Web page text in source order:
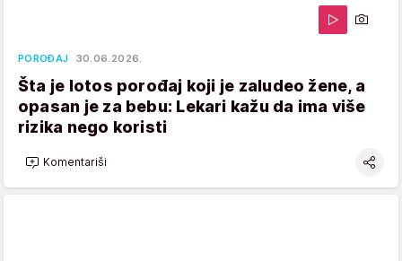
POROĐAJ 30.06.2026.
Šta je lotos porođaj koji je zaludeo žene, a
opasan je za bebu: Lekari kažu da ima više
rizika nego koristi
Komentariši